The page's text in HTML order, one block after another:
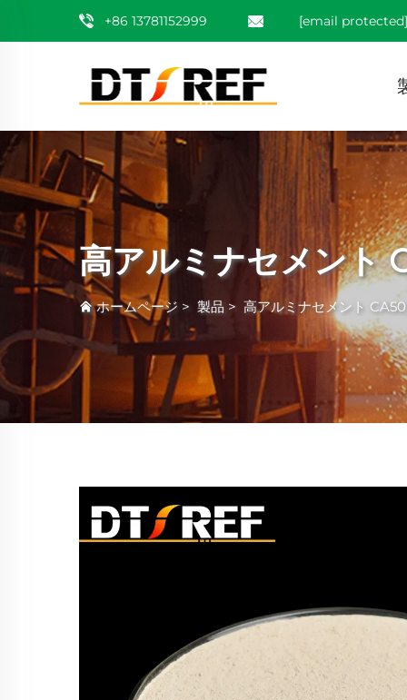
+86 13781152999 [email protected]
高アルミナセメント
ホームページ > 製品 > 高アルミナセメント